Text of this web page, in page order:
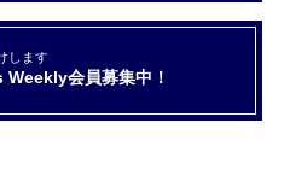
します
会員募集中！